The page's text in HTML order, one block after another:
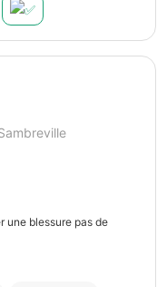
une blessure pas de